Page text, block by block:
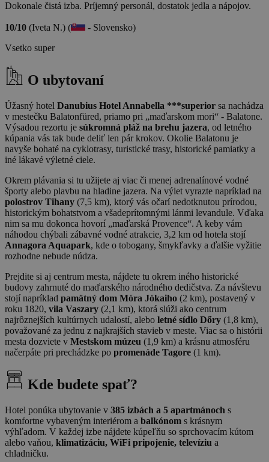
Dokonale čistá izba. Príjemný personál, dostatok jedla a nápojov.
10/10 (Iveta N.) (
- Slovensko)
Vsetko super
O ubytovaní
Úžasný hotel Danubius Hotel Annabella ***superior sa nachádza
v mestečku Balatonfüred, priamo pri „maďarskom mori“ - Balatone.
Výsadou rezortu je súkromná pláž na brehu jazera, od letného
kúpania vás tak bude deliť len pár krokov. Okolie Balatonu je
navyše bohaté na cyklotrasy, turistické trasy, historické pamiatky a
iné lákavé výletné ciele.
Okrem plávania si tu užijete aj viac či menej adrenalínové vodné
športy alebo plavbu na hladine jazera. Na výlet vyrazte napríklad na
polostrov Tihany (7,5 km), ktorý vás očarí nedotknutou prírodou,
historickým bohatstvom a všadeprítomnými lánmi levandule. Vďaka
nim sa mu dokonca hovorí „maďarská Provence“. A keby vám
náhodou chýbali zábavné vodné atrakcie, 3,2 km od hotela stojí
Annagora Aquapark, kde o tobogany, šmykľavky a ďalšie vyžitie
rozhodne nebude núdza.
Prejdite si aj centrum mesta, nájdete tu okrem iného historické
budovy zahrnuté do maďarského národného dedičstva. Za návštevu
stojí napríklad pamätný dom Móra Jókaiho (2 km), postavený v
roku 1820, vila Vaszary (2,1 km), ktorá slúži ako centrum
najrôznejších kultúrnych udalostí, alebo letné sídlo Dőry (1,8 km),
považované za jednu z najkrajších stavieb v meste. Viac sa o histórii
mesta dozviete v Mestskom múzeu (1,9 km) a krásnu atmosféru
načerpáte pri prechádzke po promenáde Tagore (1 km).
Kde budete spať?
Hotel ponúka ubytovanie v 385 izbách a 5 apartmánoch s
komfortne vybaveným interiérom a balkónom s krásnym
výhľadom. V každej izbe nájdete kúpeľňu so sprchovacím kútom
alebo vaňou, klimatizáciu, WiFi pripojenie, televíziu a
chladničku.